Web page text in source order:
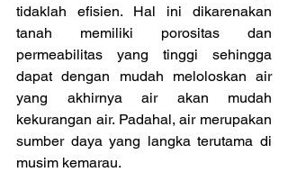
tidaklah efisien. Hal ini dikarenakan
tanah memiliki porositas dan
permeabilitas yang tinggi sehingga
dapat dengan mudah meloloskan air
yang akhirnya air akan mudah
kekurangan air. Padahal, air merupakan
sumber daya yang langka terutama di
musim kemarau.